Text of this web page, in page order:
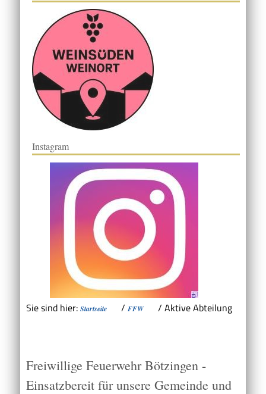
Instagram
Sie sind hier: Startseite / FFW / Aktive Abteilung
Freiwillige Feuerwehr Bötzingen -
Einsatzbereit für unsere Gemeinde und